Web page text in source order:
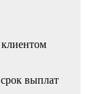
выплат